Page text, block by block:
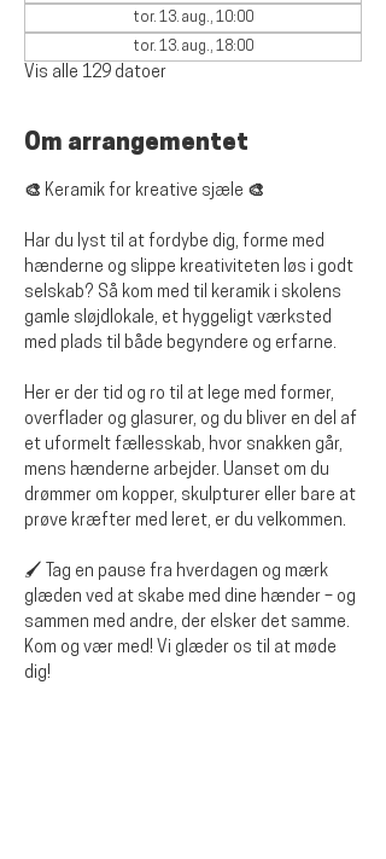
tor. 13. aug., 10:00
tor. 13. aug., 18:00
Vis alle 129 datoer
Om arrangementet
🎨 Keramik for kreative sjæle 🎨
Har du lyst til at fordybe dig, forme med
hænderne og slippe kreativiteten løs i godt
selskab? Så kom med til keramik i skolens
gamle sløjdlokale, et hyggeligt værksted
med plads til både begyndere og erfarne.
Her er der tid og ro til at lege med former,
overflader og glasurer, og du bliver en del af
et uformelt fællesskab, hvor snakken går,
mens hænderne arbejder. Uanset om du
drømmer om kopper, skulpturer eller bare at
prøve kræfter med leret, er du velkommen.
🖌️ Tag en pause fra hverdagen og mærk
glæden ved at skabe med dine hænder – og
sammen med andre, der elsker det samme.
Kom og vær med! Vi glæder os til at møde
dig!